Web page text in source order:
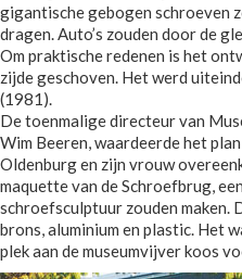
gigantische gebogen schroeven
dragen. Auto’s zouden door de
Om praktische redenen is het
zijde geschoven. Het werd
(1981).
De toenmalige directeur van
Wim Beeren, waardeerde het
Oldenburg en zijn vrouw
maquette van de Schroefbrug,
schroefsculptuur zouden maken.
brons, aluminium en plastic. Het
plek aan de museumvijver koos